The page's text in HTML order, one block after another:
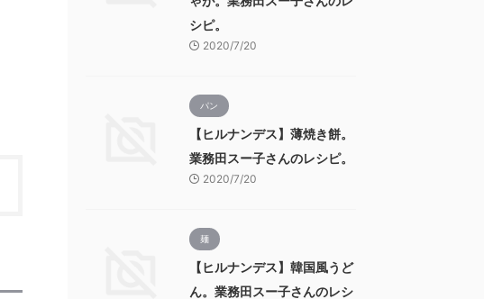
シピ。
2020/7/20
パン
【ヒルナンデス】薄焼き餅。
業務田スー子さんのレシピ。
2020/7/20
麺
【ヒルナンデス】韓国風うど
ん。業務田スー子さんのレシ